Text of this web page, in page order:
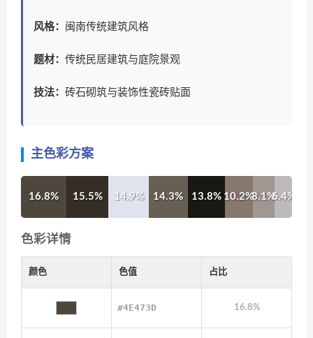
风格： 闽南传统建筑风格
题材： 传统民居建筑与庭院景观
技法： 砖石砌筑与装饰性瓷砖贴面
主色彩方案
16.8% 15.5% 14.9% 14.3% 13.8% 10.2%8.1%6.4%
色彩详情
颜色 色值 占比
#4E473D 16.8%